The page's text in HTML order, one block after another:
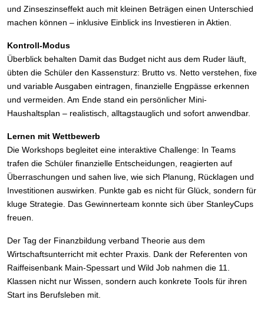
und Zinseszinseffekt auch mit kleinen Beträgen einen Unterschied
machen können – inklusive Einblick ins Investieren in Aktien.
Kontroll-Modus
Überblick behalten Damit das Budget nicht aus dem Ruder läuft,
übten die Schüler den Kassensturz: Brutto vs. Netto verstehen, fixe
und variable Ausgaben eintragen, finanzielle Engpässe erkennen
und vermeiden. Am Ende stand ein persönlicher Mini-
Haushaltsplan – realistisch, alltagstauglich und sofort anwendbar.
Lernen mit Wettbewerb
Die Workshops begleitet eine interaktive Challenge: In Teams
trafen die Schüler finanzielle Entscheidungen, reagierten auf
Überraschungen und sahen live, wie sich Planung, Rücklagen und
Investitionen auswirken. Punkte gab es nicht für Glück, sondern für
kluge Strategie. Das Gewinnerteam konnte sich über StanleyCups
freuen.
Der Tag der Finanzbildung verband Theorie aus dem
Wirtschaftsunterricht mit echter Praxis. Dank der Referenten von
Raiffeisenbank Main-Spessart und Wild Job nahmen die 11.
Klassen nicht nur Wissen, sondern auch konkrete Tools für ihren
Start ins Berufsleben mit.